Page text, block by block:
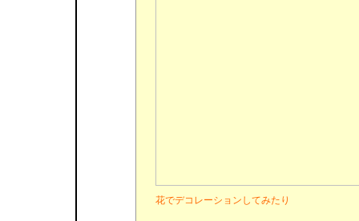
花でデコレーションしてみたり